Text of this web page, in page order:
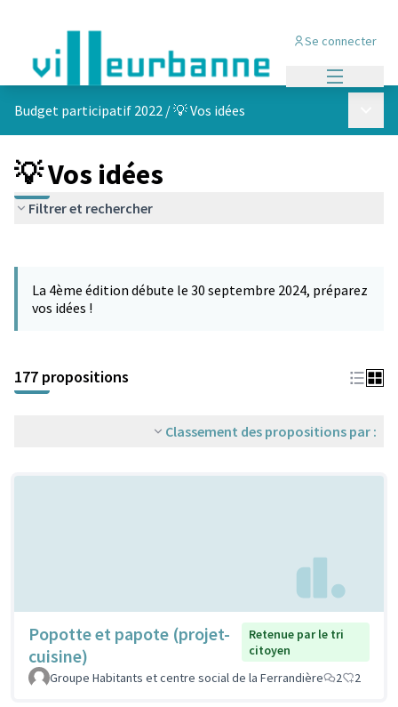
Se connecter
Budget participatif 2022 /💡 Vos idées
💡 Vos idées
Filtrer et rechercher
−
La 4ème édition débute le 30 septembre 2024, préparez
vos idées !
177 propositions
Classement des propositions par :
Popotte et papote (projet-
cuisine)
Retenue par le tri
citoyen
Groupe Habitants et centre social de la Ferrandière
2 2